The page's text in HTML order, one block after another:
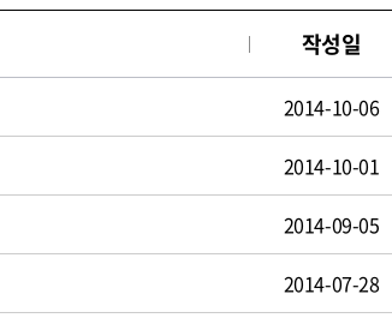
작성일
2014-10-06
2014-10-01
2014-09-05
2014-07-28